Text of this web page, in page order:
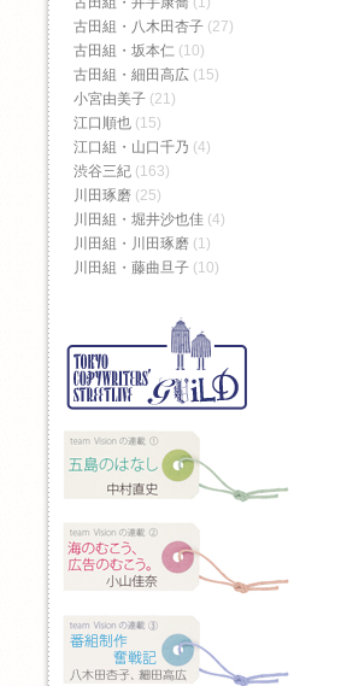
古田組・八木田杏子 (27)
古田組・坂本仁 (10)
古田組・細田高広 (15)
小宮由美子 (21)
江口順也 (15)
江口組・山口千乃 (4)
渋谷三紀 (163)
川田琢磨 (25)
川田組・堀井沙也佳 (4)
川田組・川田琢磨 (1)
川田組・藤曲旦子 (10)